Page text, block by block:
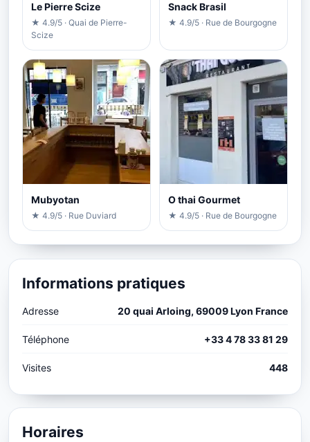
Le Pierre Scize
★ 4.9/5 · Quai de Pierre-
Scize
Snack Brasil
★ 4.9/5 · Rue de Bourgogne
Mubyotan
★ 4.9/5 · Rue Duviard
O thai Gourmet
★ 4.9/5 · Rue de Bourgogne
Informations pratiques
Adresse 20 quai Arloing, 69009 Lyon France
Téléphone +33 4 78 33 81 29
Visites 448
Horaires